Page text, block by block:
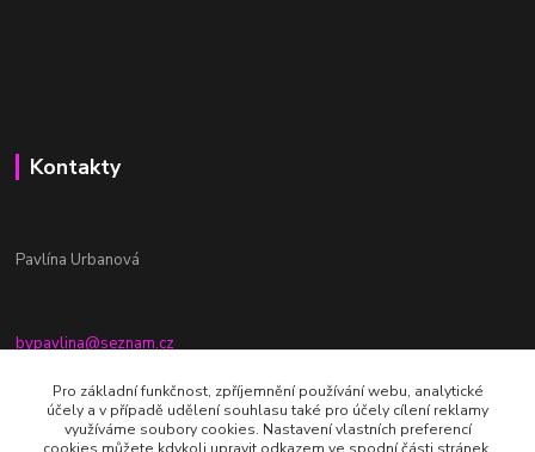
Kontakty
Pavlína Urbanová
bypavlina@seznam.cz
+420774917196
Fb stránka - By pavlina
Pro základní funkčnost, zpříjemnění používání webu, analytické
účely a v případě udělení souhlasu také pro účely cílení reklamy
využíváme soubory cookies. Nastavení vlastních preferencí